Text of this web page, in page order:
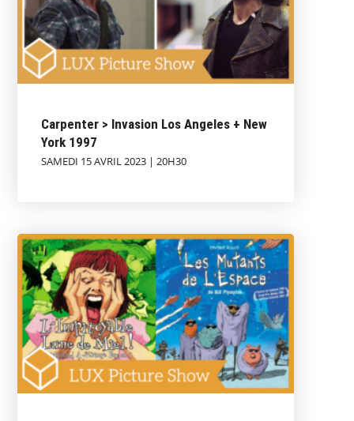
Carpenter > Invasion Los Angeles + New
York 1997
SAMEDI 15 AVRIL 2023 | 20H30